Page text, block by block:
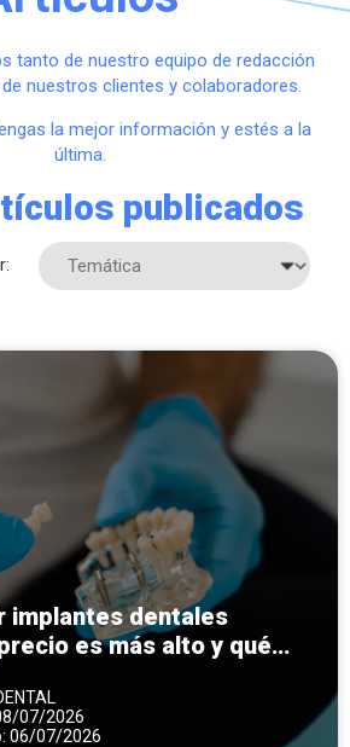
tanto de nuestro equipo de redacción
nuestros clientes y colaboradores.
la mejor información y estés a la
última.
publicados
implantes dentales
es más alto y qué
existen frente a otras
07/2026
06/07/2026